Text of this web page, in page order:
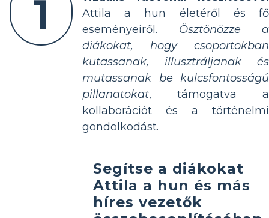
1
Attila a hun életéről és fő
eseményeiről. Ösztönözze a
diákokat, hogy csoportokban
kutassanak, illusztráljanak és
mutassanak be kulcsfontosságú
pillanatokat, támogatva a
kollaborációt és a történelmi
gondolkodást.
Segítse a diákokat
Attila a hun és más
híres vezetők